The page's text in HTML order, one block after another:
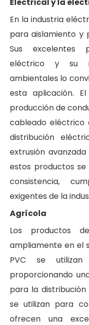
En la industria
para aislamiento y
Sus excelentes
eléctrico y su
ambientales lo
esta aplicación.
producción de
cableado eléctrico
distribución
extrusión
estos productos
consistencia,
exigentes de la
Agrícola
Los productos
ampliamente en el
PVC se
proporcionando
para la distribución
se utilizan para
ofrecen una